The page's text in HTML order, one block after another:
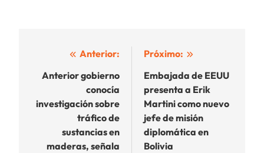
Navegación
de
entradas
Anterior:
Anterior gobierno
conocía
investigación sobre
tráfico de
sustancias en
maderas, señala
Próximo:
Embajada de EEUU
presenta a Erik
Martini como nuevo
jefe de misión
diplomática en
Bolivia